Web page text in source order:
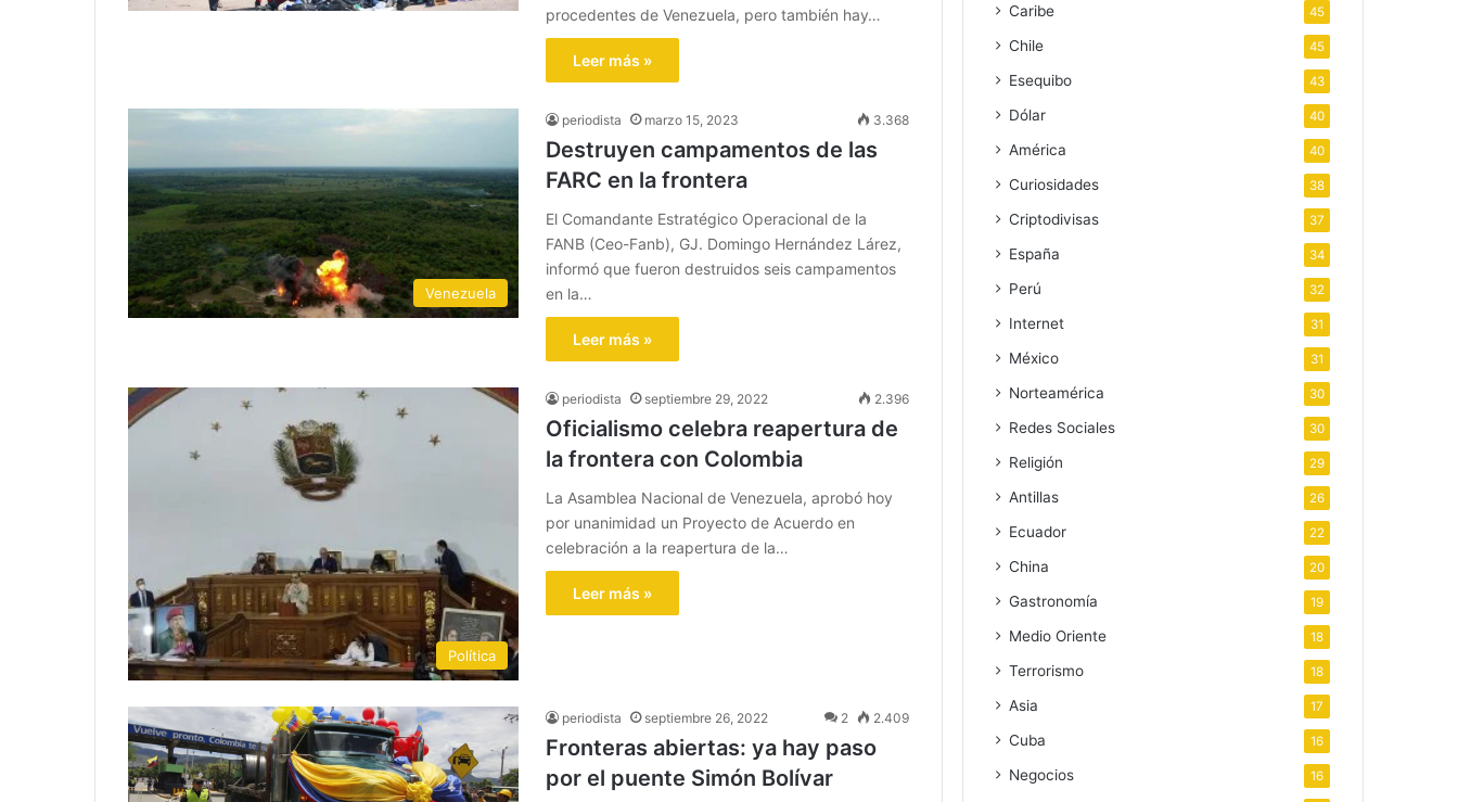
procedentes de Venezuela, pero también hay…
Leer más »
Venezuela
periodista marzo 15, 2023 3.368
Destruyen campamentos de las
FARC en la frontera
El Comandante Estratégico Operacional de la
FANB (Ceo-Fanb), GJ. Domingo Hernández Lárez,
informó que fueron destruidos seis campamentos
en la…
Leer más »
Política
periodista septiembre 29, 2022 2.396
Oficialismo celebra reapertura de
la frontera con Colombia
La Asamblea Nacional de Venezuela, aprobó hoy
por unanimidad un Proyecto de Acuerdo en
celebración a la reapertura de la…
Leer más »
periodista septiembre 26, 2022 2 2.409
Fronteras abiertas: ya hay paso
por el puente Simón Bolívar
Caribe 45
Chile 45
Esequibo 43
Dólar 40
América 40
Curiosidades 38
Criptodivisas 37
España 34
Perú 32
Internet 31
México 31
Norteamérica 30
Redes Sociales 30
Religión 29
Antillas 26
Ecuador 22
China 20
Gastronomía 19
Medio Oriente 18
Terrorismo 18
Asia 17
Cuba 16
Negocios 16